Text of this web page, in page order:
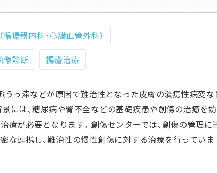
環器内科・心臓血管外科）
像診断 褥瘡治療
うっ滞などが原因で難治性となった皮膚の潰瘍性病変な
には、糖尿病や腎不全などの基礎疾患や創傷の治癒を
療が必要となります。創傷センターでは、創傷の管理に
な連携し、難治性の慢性創傷に対する治療を行っていま